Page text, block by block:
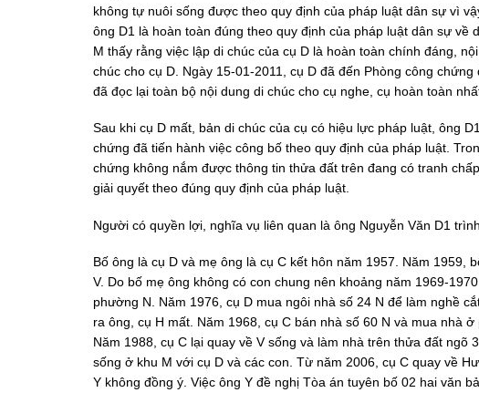
không tự nuôi sống được theo quy định của pháp luật dân sự vì
ông D1 là hoàn toàn đúng theo quy định của pháp luật dân sự
M thấy rằng việc lập di chúc của cụ D là hoàn toàn chính đáng,
chúc cho cụ D. Ngày 15-01-2011, cụ D đã đến Phòng công
đã đọc lại toàn bộ nội dung di chúc cho cụ nghe, cụ hoàn toàn
Sau khi cụ D mất, bản di chúc của cụ có hiệu lực pháp luật, ông
chứng đã tiến hành việc công bố theo quy định của pháp luật.
chứng không nắm được thông tin thửa đất trên đang có tranh
giải quyết theo đúng quy định của pháp luật.
Người có quyền lợi, nghĩa vụ liên quan là ông Nguyễn Văn D1
Bố ông là cụ D và mẹ ông là cụ C kết hôn năm 1957. Năm
V. Do bố mẹ ông không có con chung nên khoảng năm 1969-
phường N. Năm 1976, cụ D mua ngôi nhà số 24 N để làm nghề
ra ông, cụ H mất. Năm 1968, cụ C bán nhà số 60 N và mua nhà
Năm 1988, cụ C lại quay về V sống và làm nhà trên thửa đất
sống ở khu M với cụ D và các con. Từ năm 2006, cụ C quay về
Y không đồng ý. Việc ông Y đề nghị Tòa án tuyên bố 02 hai văn